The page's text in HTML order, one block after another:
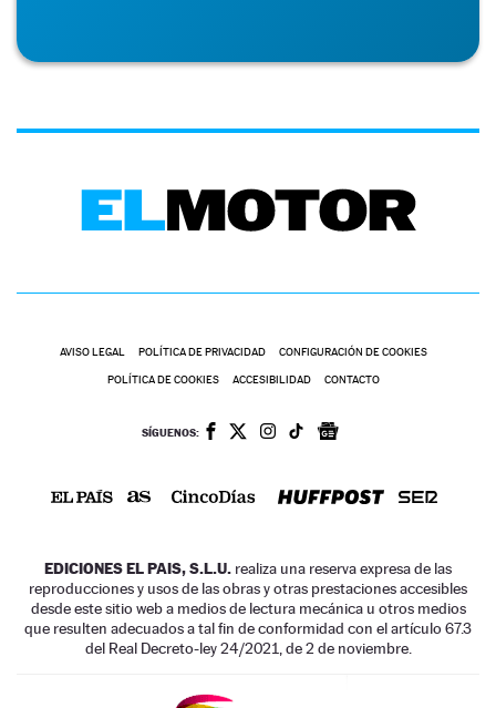
AVISO LEGAL POLÍTICA DE PRIVACIDAD CONFIGURACIÓN DE COOKIES
POLÍTICA DE COOKIES ACCESIBILIDAD CONTACTO
SÍGUENOS:
EDICIONES EL PAIS, S.L.U. realiza una reserva expresa de las
reproducciones y usos de las obras y otras prestaciones accesibles
desde este sitio web a medios de lectura mecánica u otros medios
que resulten adecuados a tal fin de conformidad con el artículo 67.3
del Real Decreto-ley 24/2021, de 2 de noviembre.